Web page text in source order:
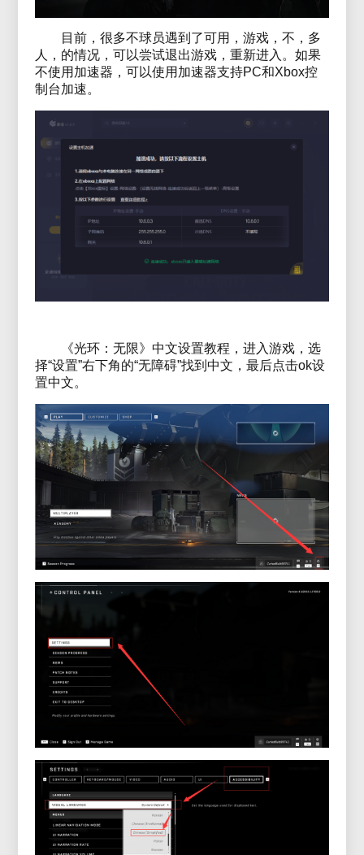
目前，很多不球员遇到了可用，游戏，不，多
人，的情况，可以尝试退出游戏，重新进入。如果
不使用加速器，可以使用加速器支持PC和Xbox控
制台加速。
《光环：无限》中文设置教程，进入游戏，选
择“设置”右下角的“无障碍”找到中文，最后点击ok设
置中文。